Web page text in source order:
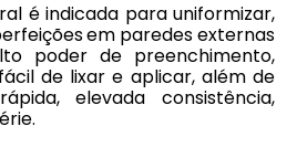
é indicada para uniformizar,
em paredes externas
poder de preenchimento,
de lixar e aplicar, além de
elevada consistência,